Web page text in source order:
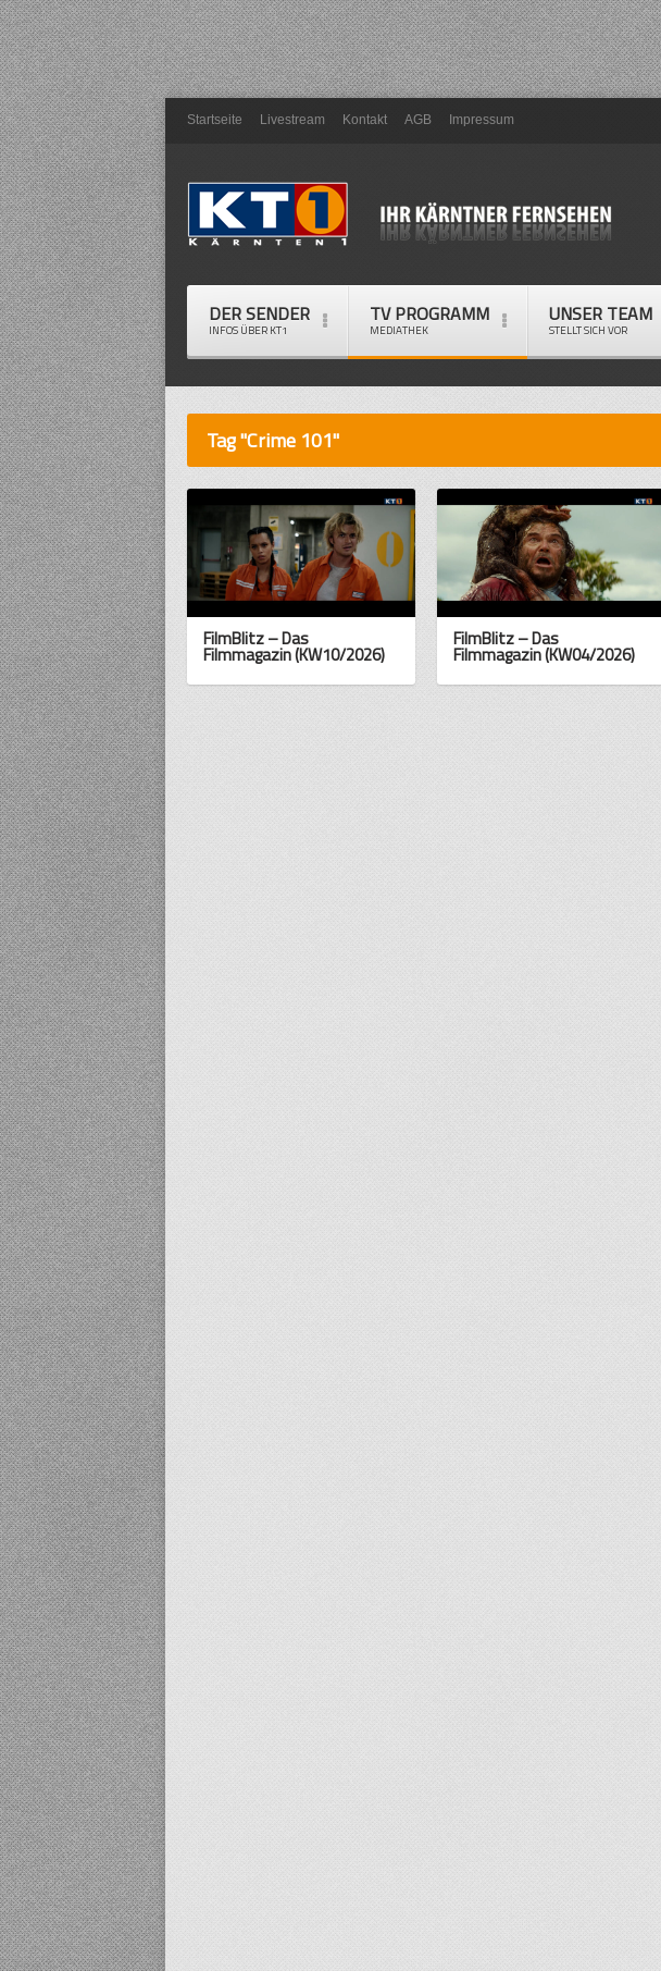
Startseite Livestream Kontakt AGB Impressum
DER SENDER
INFOS ÜBER KT1
TV PROGRAMM
MEDIATHEK
UNSER TEAM
STELLT SICH VOR
Tag "Crime 101"
FilmBlitz – Das
Filmmagazin (KW10/2026)
FilmBlitz – Das
Filmmagazin (KW04/2026)